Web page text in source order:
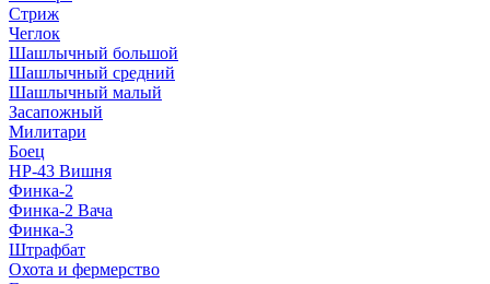
Стриж
Чеглок
Шашлычный большой
Шашлычный средний
Шашлычный малый
Засапожный
Милитари
Боец
НР-43 Вишня
Финка-2
Финка-2 Вача
Финка-3
Штрафбат
Охота и фермерство